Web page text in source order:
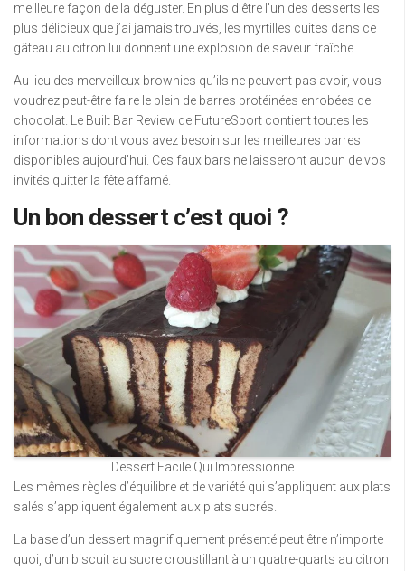
meilleure façon de la déguster. En plus d’être l’un des desserts les
plus délicieux que j’ai jamais trouvés, les myrtilles cuites dans ce
gâteau au citron lui donnent une explosion de saveur fraîche.
Au lieu des merveilleux brownies qu’ils ne peuvent pas avoir, vous
voudrez peut-être faire le plein de barres protéinées enrobées de
chocolat. Le Built Bar Review de FutureSport contient toutes les
informations dont vous avez besoin sur les meilleures barres
disponibles aujourd’hui. Ces faux bars ne laisseront aucun de vos
invités quitter la fête affamé.
Un bon dessert c’est quoi ?
Dessert Facile Qui Impressionne
Les mêmes règles d’équilibre et de variété qui s’appliquent aux plats
salés s’appliquent également aux plats sucrés.
La base d’un dessert magnifiquement présenté peut être n’importe
quoi, d’un biscuit au sucre croustillant à un quatre-quarts au citron